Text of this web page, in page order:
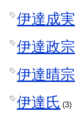
伊達成実
伊達政宗
伊達晴宗
伊達氏 (3)